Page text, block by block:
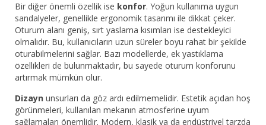
Bir diğer önemli özellik ise konfor. Yoğun kullanıma uygun
sandalyeler, genellikle ergonomik tasarımı ile dikkat çeker.
Oturum alanı geniş, sırt yaslama kısımları ise destekleyici
olmalıdır. Bu, kullanıcıların uzun süreler boyu rahat bir şekilde
oturabilmelerini sağlar. Bazı modellerde, ek yastıklama
özellikleri de bulunmaktadır, bu sayede oturum konforunu
artırmak mümkün olur.
Dizayn unsurları da göz ardı edilmemelidir. Estetik açıdan hoş
görünmeleri, kullanılan mekanın atmosferine uyum
sağlamaları önemlidir. Modern, klasik ya da endüstriyel tarzda